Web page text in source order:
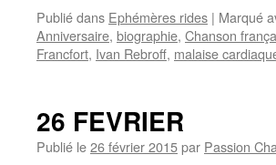
Publié dans Ephémères rides | Marqué
Anniversaire, biographie, Chanson
Francfort, Ivan Rebroff, malaise
26 FEVRIER
Publié le26 février 2015par Passion